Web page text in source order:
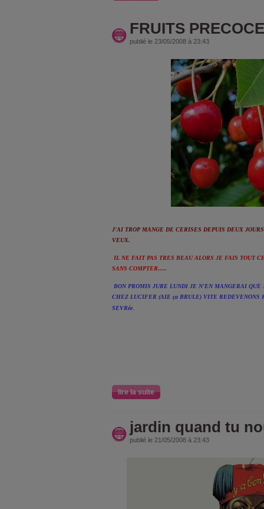
FRUITS
publié le 23/05/2008 à 23:43
J'AI TROP MANGE DE CERISES DEPUIS DEUX
VEUX.
IL NE FAIT PAS TRES BEAU ALORS JE FAIS TOUT
SANS COMPTER.....
BON PROMIS JURE LUNDI JE N'EN MANGERAI
CHEZ LUCIFER (AIE ça BRULE) VITE REDEVENONS
SEVRée.
lire la suite
jardin quand tu
publié le 21/05/2008 à 23:43